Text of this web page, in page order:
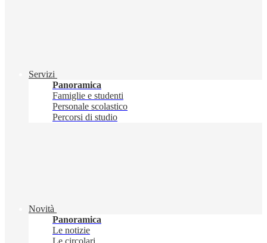
Servizi
Panoramica
Famiglie e studenti
Personale scolastico
Percorsi di studio
Novità
Panoramica
Le notizie